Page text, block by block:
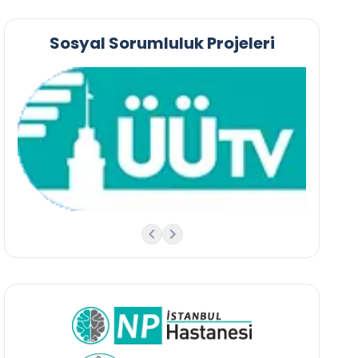
Sosyal Sorumluluk Projeleri